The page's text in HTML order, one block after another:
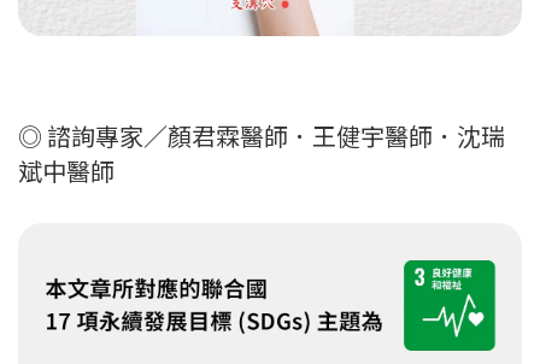
◎ 諮詢專家／顏君霖醫師．王健宇醫師．沈瑞
斌中醫師